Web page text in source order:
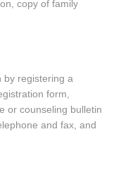
copy of family
by registering a
form,
or counseling bulletin
and fax, and